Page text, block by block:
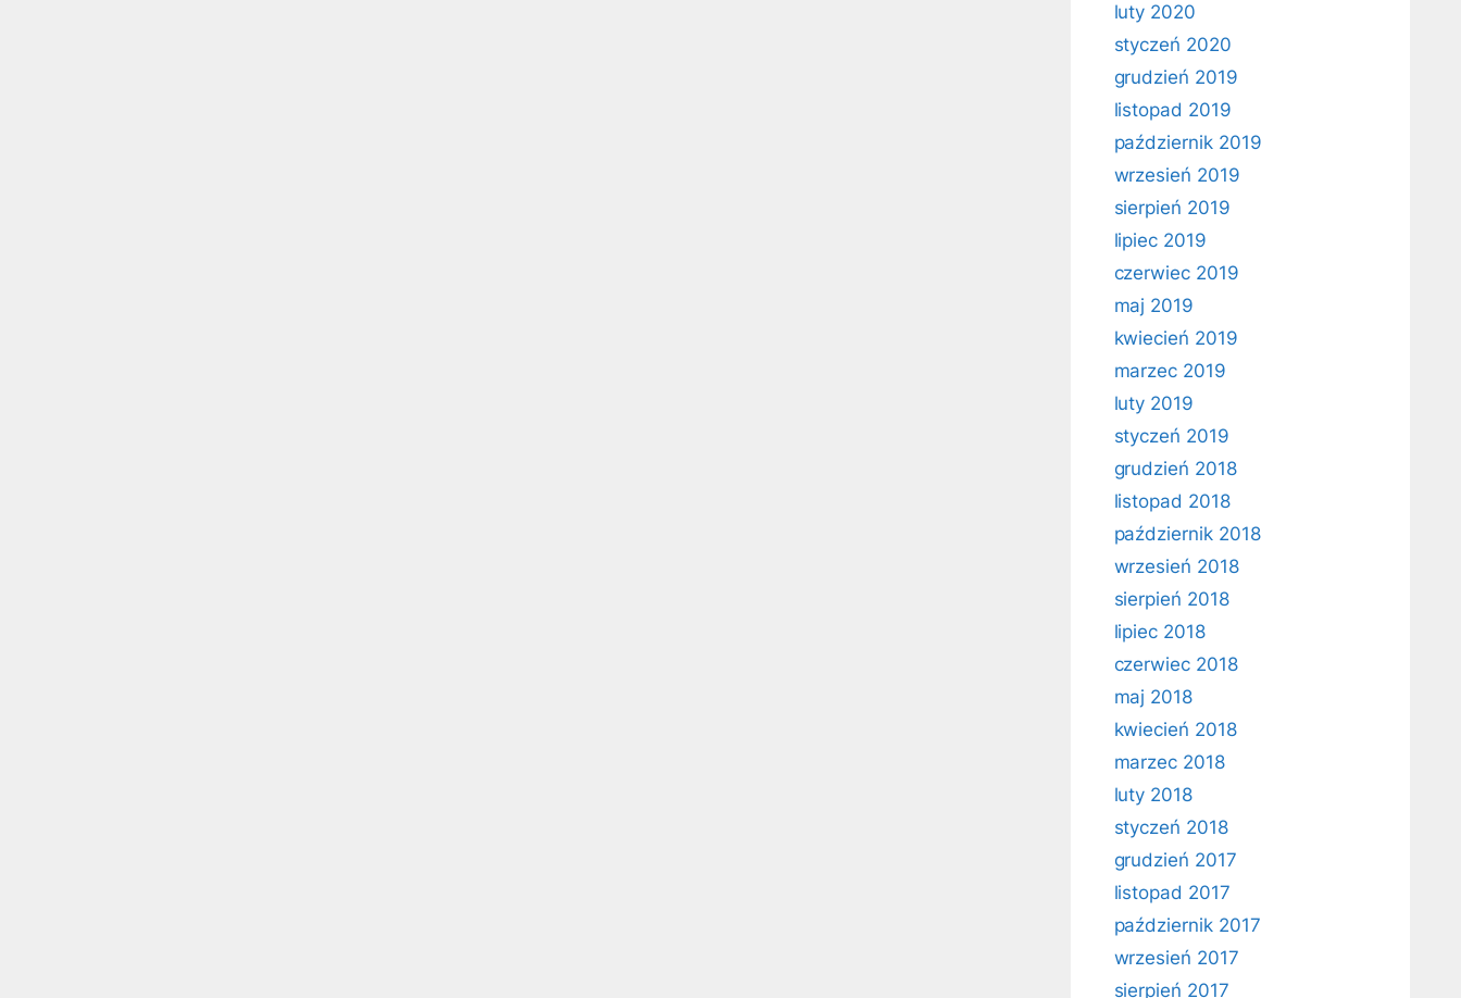
luty 2020
styczeń 2020
grudzień 2019
listopad 2019
październik 2019
wrzesień 2019
sierpień 2019
lipiec 2019
czerwiec 2019
maj 2019
kwiecień 2019
marzec 2019
luty 2019
styczeń 2019
grudzień 2018
listopad 2018
październik 2018
wrzesień 2018
sierpień 2018
lipiec 2018
czerwiec 2018
maj 2018
kwiecień 2018
marzec 2018
luty 2018
styczeń 2018
grudzień 2017
listopad 2017
październik 2017
wrzesień 2017
sierpień 2017